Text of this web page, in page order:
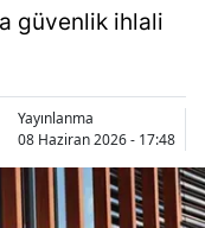
Balıkesir
Bitlis
Bolu
güvenlik ihlali
Yayınlanma
08 Haziran 2026 - 17:48